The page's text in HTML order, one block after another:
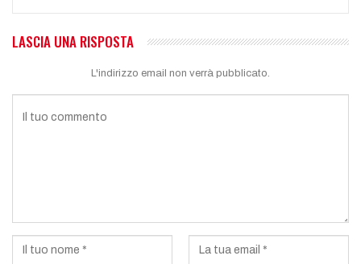
LASCIA UNA RISPOSTA
L'indirizzo email non verrà pubblicato.